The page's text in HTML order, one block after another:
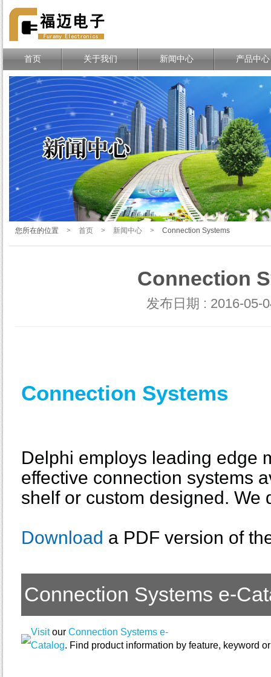
TE、MOLEX、DELPHI连接
器一站式分销商
首页 关于我们 新闻中心 产品中心
您所在的位置 > 首页 > 新闻中心 > Connection Systems
Connection
发布日期 : 2016-05-
Connection Systems
Delphi employs leading edge
effective connection systems
shelf or custom designed.
Download a PDF version of
Connection Systems e-
Visitour Connection Systems e-
Catalog. Find product information by feature, keyword